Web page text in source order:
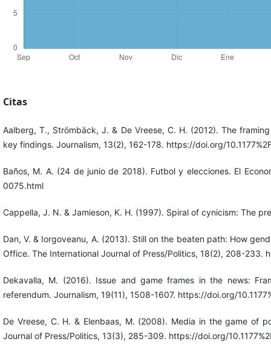
Citas
Aalberg, T., Strömbäck, J. & De Vreese, C. H. (2012). The
key findings. Journalism, 13(2), 162-178. https://doi.org/
Baños, M. A. (24 de junio de 2018). Futbol y elecciones. El
0075.html
Cappella, J. N. & Jamieson, K. H. (1997). Spiral of cynicism: The
Dan, V. & Iorgoveanu, A. (2013). Still on the beaten path: How
Office. The International Journal of Press/Politics, 18(2), 208-233.
Dekavalla, M. (2016). Issue and game frames in the news:
referendum. Journalism, 19(11), 1508-1607. https://doi.org/
De Vreese, C. H. & Elenbaas, M. (2008). Media in the game of
Journal of Press/Politics, 13(3), 285-309. https://doi.org/